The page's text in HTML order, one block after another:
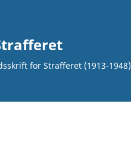
for Strafferet (1913-1948)